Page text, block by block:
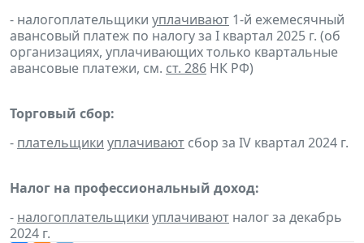
- налогоплательщики уплачивают 1-й ежемесячный
авансовый платеж по налогу за I квартал 2025 г. (об
организациях, уплачивающих только квартальные
авансовые платежи, см. ст. 286 НК РФ)
Торговый сбор:
- плательщики уплачивают сбор за IV квартал 2024 г.
Налог на профессиональный доход:
- налогоплательщики уплачивают налог за декабрь
2024 г.